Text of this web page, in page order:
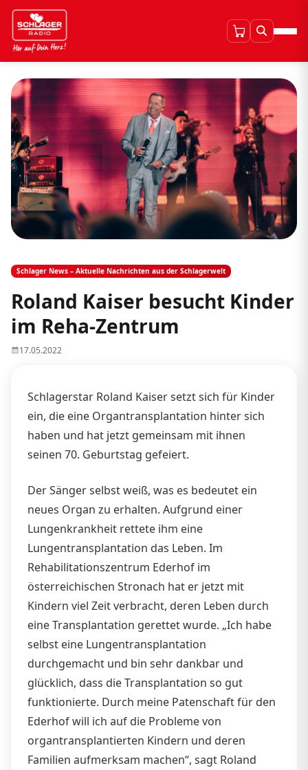
Schlager News – Aktuelle Nachrichten aus der Schlagerwelt
Roland Kaiser besucht Kinder
im Reha-Zentrum
17.05.2022
Schlagerstar Roland Kaiser setzt sich für Kinder
ein, die eine Organtransplantation hinter sich
haben und hat jetzt gemeinsam mit ihnen
seinen 70. Geburtstag gefeiert.
Der Sänger selbst weiß, was es bedeutet ein
neues Organ zu erhalten. Aufgrund einer
Lungenkrankheit rettete ihm eine
Lungentransplantation das Leben. Im
Rehabilitationszentrum Ederhof im
österreichischen Stronach hat er jetzt mit
Kindern viel Zeit verbracht, deren Leben durch
eine Transplantation gerettet wurde. „Ich habe
selbst eine Lungentransplantation
durchgemacht und bin sehr dankbar und
glücklich, dass die Transplantation so gut
funktionierte. Durch meine Patenschaft für den
Ederhof will ich auf die Probleme von
organtransplantierten Kindern und deren
Familien aufmerksam machen“, sagt Roland